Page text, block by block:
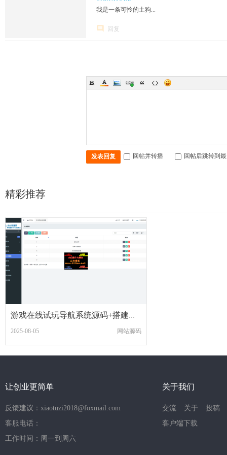
我是一条可怜的土狗...
回复
发表回复 回帖并转播 回帖后跳转到
精彩推荐
2025-08-05 网站源码
让创业更简单
反馈建议：xiaotuzi2018@foxmail.com
客服电话：
工作时间：周一到周六
关于我们
交流 关于
投稿
客户端下载